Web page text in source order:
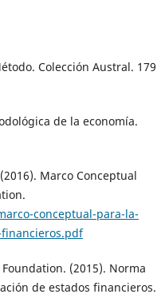
Colección Austral. 179
de la economía.
Marco Conceptual
conceptual-para-la-
(2015). Norma
de estados financieros.